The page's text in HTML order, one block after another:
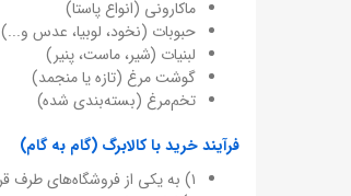
ماکارونی (انواع پاستا)
حبوبات (نخود، لوبیا، عدس و...)
لبنیات (شیر، ماست، پنیر)
گوشت مرغ (تازه یا منجمد)
تخم‌مرغ (بسته‌بندی شده)
فرآیند خرید با کالابرگ (گام به گام)
۱) به یکی از فروشگاه‌های طرف قرارداد مراجعه کنید.